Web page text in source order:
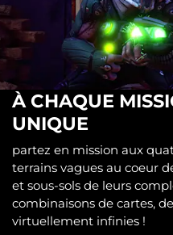
À CHAQUE
UNIQUE
partez en mission aux
terrains vagues au coeur
et sous-sols de leurs
combinaisons de cartes,
virtuellement infinies !